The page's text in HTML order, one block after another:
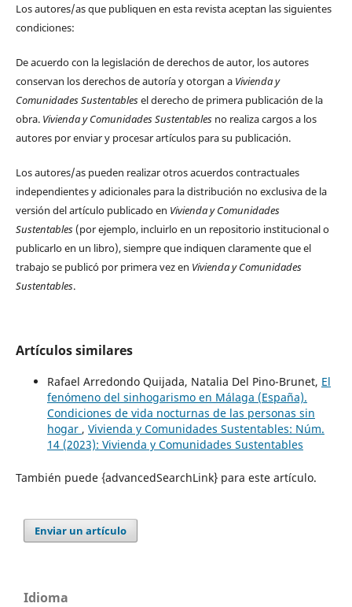
Los autores/as que publiquen en esta revista aceptan las siguientes
condiciones:
De acuerdo con la legislación de derechos de autor, los autores
conservan los derechos de autoría y otorgan a Vivienda y
Comunidades Sustentablesel derecho de primera publicación de la
obra. Vivienda y Comunidades Sustentablesno realiza cargos a los
autores por enviar y procesar artículos para su publicación.
Los autores/as pueden realizar otros acuerdos contractuales
independientes y adicionales para la distribución no exclusiva de la
versión del artículo publicado en Vivienda y Comunidades
Sustentables(por ejemplo, incluirlo en un repositorio institucional o
publicarlo en un libro), siempre que indiquen claramente que el
trabajo se publicó por primera vez en Vivienda y Comunidades
Sustentables.
Artículos similares
Rafael Arredondo Quijada, Natalia Del Pino-Brunet, El
fenómeno del sinhogarismo en Málaga (España).
Condiciones de vida nocturnas de las personas sin
hogar , Vivienda y Comunidades Sustentables: Núm.
14 (2023): Vivienda y Comunidades Sustentables
También puede {advancedSearchLink} para este artículo.
Enviar un artículo
Idioma